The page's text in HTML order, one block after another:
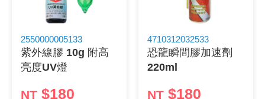
2550000005133
紫外線膠 10g 附高
亮度UV燈
NT $180
4710312032533
恐龍瞬間膠加速劑
220ml
NT $180